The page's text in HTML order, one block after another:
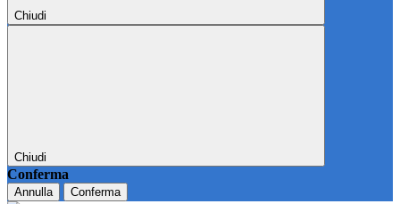
Chiudi
Chiudi
Conferma
Annulla Conferma